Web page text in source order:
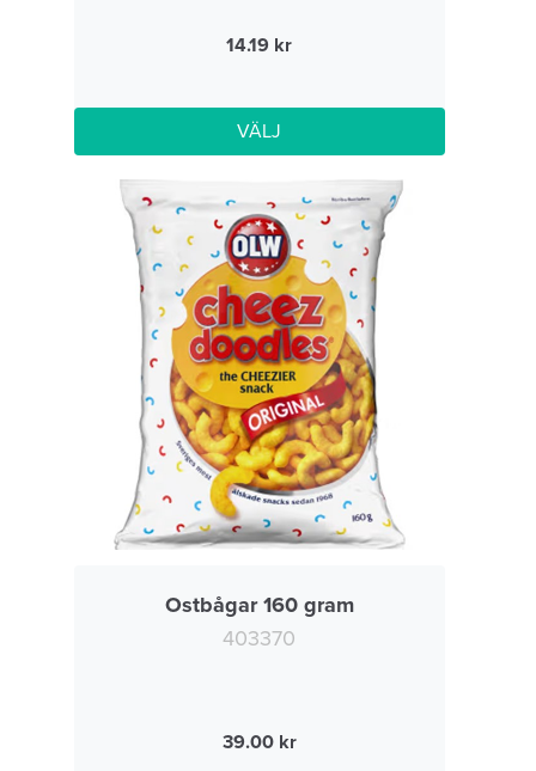
14.19
VÄLJ
Ostbågar 160 gram
403370
39.00